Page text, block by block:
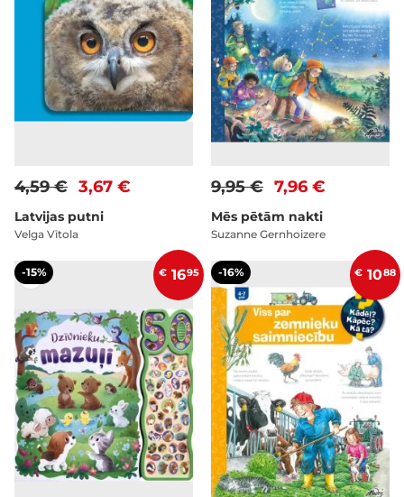
3,67 €
4,59 €
Latvijas putni
Velga Vītola
7,96 €
9,95 €
Mēs pētām nakti
Suzanne Gernhoizere
-15% € 1695 -16% € 1088